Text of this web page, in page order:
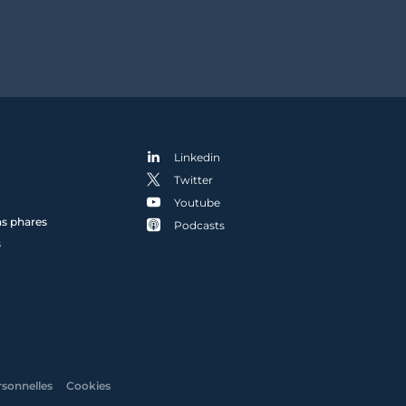
phares
Linkedin
Twitter
Youtube
Podcasts
Cookies